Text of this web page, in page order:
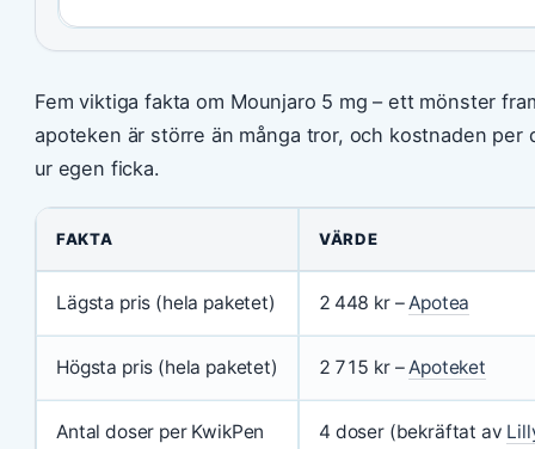
Fem viktiga fakta om Mounjaro 5 mg – ett mönster
apoteken är större än många tror, och kostnaden per
ur egen ficka.
FAKTA VÄRDE
Lägsta pris (hela paketet) 2 448 kr – Apotea
Högsta pris (hela paketet) 2 715 kr – Apoteket
Antal doser per KwikPen 4 doser (bekräftat av